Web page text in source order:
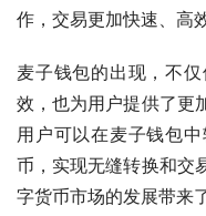
作，交易更加快速、高效
麦子钱包的出现，不
效，也为用户提供了更
用户可以在麦子钱包
币，实现无缝转换和交
字货币市场的发展带来